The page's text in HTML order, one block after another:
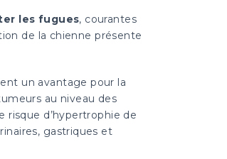
les fugues, courantes
de la chienne présente
un avantage pour la
au niveau des
risque d’hypertrophie de
gastriques et